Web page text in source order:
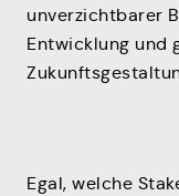
unverzichtbarer
Entwicklung und
Egal, welche